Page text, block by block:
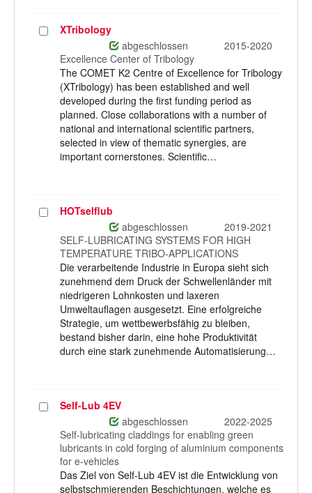
ProjektXTribology
abgeschlossen
2015-2020
Excellence Center of Tribology
The COMET K2 Centre of Excellence for Tribology
(XTribology) has been established and well
developed during the first funding period as
planned. Close collaborations with a number of
national and international scientific partners,
selected in view of thematic synergies, are
important cornerstones. Scientific…
ProjektHOTselflub
abgeschlossen
2019-2021
SELF-LUBRICATING SYSTEMS FOR HIGH
TEMPERATURE TRIBO-APPLICATIONS
Die verarbeitende Industrie in Europa sieht sich
zunehmend dem Druck der Schwellenländer mit
niedrigeren Lohnkosten und laxeren
Umweltauflagen ausgesetzt. Eine erfolgreiche
Strategie, um wettbewerbsfähig zu bleiben,
bestand bisher darin, eine hohe Produktivität
durch eine stark zunehmende Automatisierung…
ProjektSelf-Lub 4EV
abgeschlossen
2022-2025
Self-lubricating claddings for enabling green
lubricants in cold forging of aluminium components
for e-vehicles
Das Ziel von Self-Lub 4EV ist die Entwicklung von
selbstschmierenden Beschichtungen, welche es